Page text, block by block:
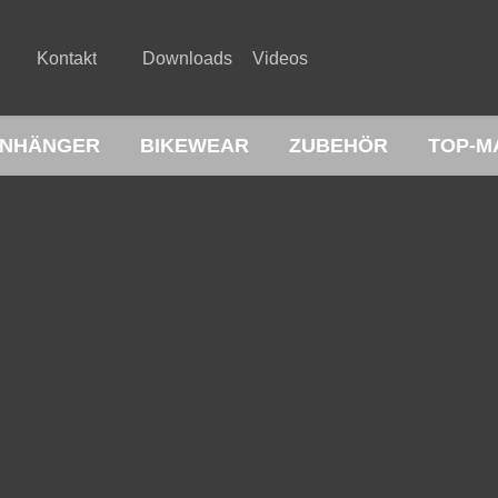
Kontakt Downloads Videos
BIKEWEAR ZUBEHÖR TOP-